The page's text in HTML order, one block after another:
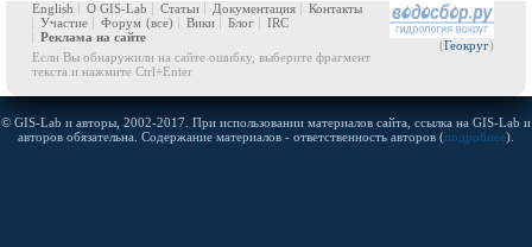
(Геокруг)
English О GIS-Lab Статьи Документация
Контакты
Участие
Форум (все) Вики Блог
IRC
Реклама на сайте
Если Вы обнаружили на сайте ошибку, выберите фрагмент
текста и нажмите Ctrl+Enter
© GIS-Lab и авторы, 2002-2017. При использовании материалов сайта, ссылка на GIS-Lab и
авторов обязательна. Содержание материалов - ответственность авторов (подробнее).